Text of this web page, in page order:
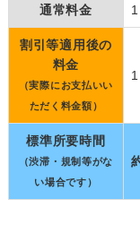
通常料金
割引等適用後の
料金
（実際にお支払いい
ただく料金額）
標準所要時間
（渋滞・規制等がな
い場合です）